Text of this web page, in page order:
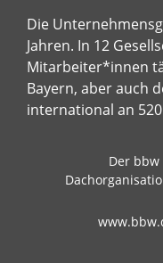
Die
Jahren. In 12
Mitarbeiter*innen
Bayern, aber auch
international an
Der bbw